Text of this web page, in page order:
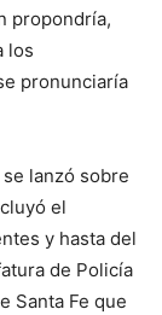
propondría,
los
pronunciaría
lanzó sobre
el
y hasta del
de Policía
Santa Fe que